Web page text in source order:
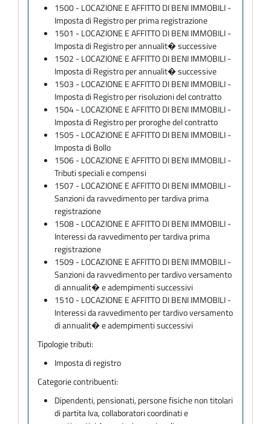
1500 - LOCAZIONE E AFFITTO DI BENI IMMOBILI -
Imposta di Registro per prima registrazione
1501 - LOCAZIONE E AFFITTO DI BENI IMMOBILI -
Imposta di Registro per annualit� successive
1502 - LOCAZIONE E AFFITTO DI BENI IMMOBILI -
Imposta di Registro per annualit� successive
1503 - LOCAZIONE E AFFITTO DI BENI IMMOBILI -
Imposta di Registro per risoluzioni del contratto
1504 - LOCAZIONE E AFFITTO DI BENI IMMOBILI -
Imposta di Registro per proroghe del contratto
1505 - LOCAZIONE E AFFITTO DI BENI IMMOBILI -
Imposta di Bollo
1506 - LOCAZIONE E AFFITTO DI BENI IMMOBILI -
Tributi speciali e compensi
1507 - LOCAZIONE E AFFITTO DI BENI IMMOBILI -
Sanzioni da ravvedimento per tardiva prima
registrazione
1508 - LOCAZIONE E AFFITTO DI BENI IMMOBILI -
Interessi da ravvedimento per tardiva prima
registrazione
1509 - LOCAZIONE E AFFITTO DI BENI IMMOBILI -
Sanzioni da ravvedimento per tardivo versamento
di annualit� e adempimenti successivi
1510 - LOCAZIONE E AFFITTO DI BENI IMMOBILI -
Interessi da ravvedimento per tardivo versamento
di annualit� e adempimenti successivi
Tipologie tributi:
Imposta di registro
Categorie contribuenti:
Dipendenti, pensionati, persone fisiche non titolari
di partita Iva, collaboratori coordinati e